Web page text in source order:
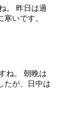
。 昨日は過
いです。
ね。 朝晩は
たが、日中は